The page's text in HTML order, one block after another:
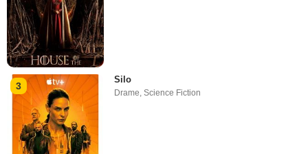
3
Silo
Drame,Science Fiction